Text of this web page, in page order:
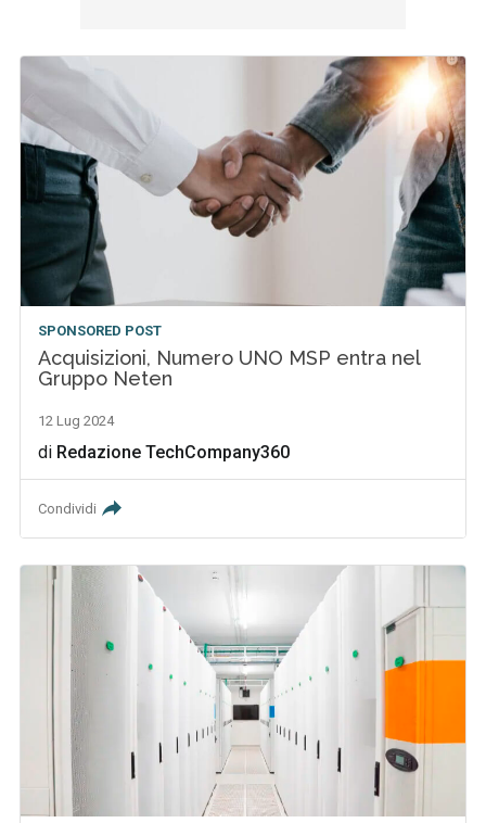
SPONSORED POST
Acquisizioni, Numero UNO MSP entra nel
Gruppo Neten
12 Lug 2024
di Redazione TechCompany360
Condividi